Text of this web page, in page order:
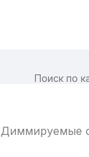
Диммируемые